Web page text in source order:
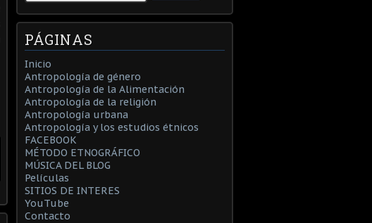
PÁGINAS
Inicio
Antropología de género
Antropología de la Alimentación
Antropología de la religión
Antropología urbana
Antropología y los estudios étnicos
FACEBOOK
MÉTODO ETNOGRÁFICO
MÚSICA DEL BLOG
Películas
SITIOS DE INTERES
YouTube
Contacto